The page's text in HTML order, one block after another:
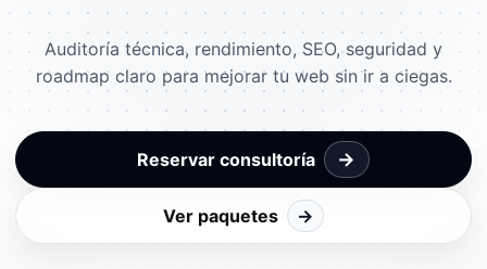
Auditoría técnica, rendimiento, SEO, seguridad y
roadmap claro para mejorar tu web sin ir a ciegas.
Reservar consultoría →
Ver paquetes →